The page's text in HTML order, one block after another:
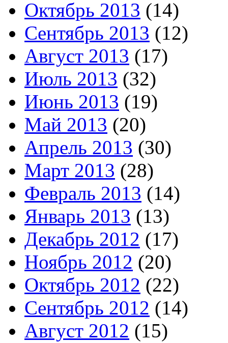
Октябрь 2013 (14)
Сентябрь 2013 (12)
Август 2013 (17)
Июль 2013 (32)
Июнь 2013 (19)
Май 2013 (20)
Апрель 2013 (30)
Март 2013 (28)
Февраль 2013 (14)
Январь 2013 (13)
Декабрь 2012 (17)
Ноябрь 2012 (20)
Октябрь 2012 (22)
Сентябрь 2012 (14)
Август 2012 (15)